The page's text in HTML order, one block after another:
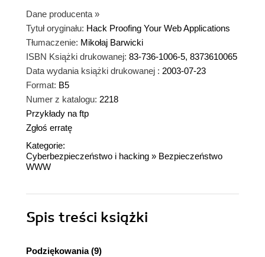
Dane producenta »
Tytuł oryginału: Hack Proofing Your Web Applications
Tłumaczenie: Mikołaj Barwicki
ISBN Książki drukowanej: 83-736-1006-5, 8373610065
Data wydania książki drukowanej : 2003-07-23
Format: B5
Numer z katalogu: 2218
Przykłady na ftp
Zgłoś erratę
Kategorie:
Cyberbezpieczeństwo i hacking » Bezpieczeństwo
WWW
Spis treści książki
Podziękowania (9)